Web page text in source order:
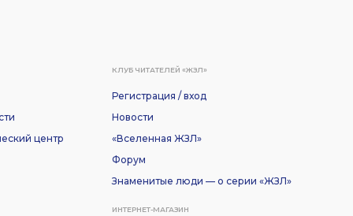
центр
КЛУБ ЧИТАТЕЛЕЙ «ЖЗЛ»
Регистрация / вход
Новости
«Вселенная ЖЗЛ»
Форум
Знаменитые люди — о серии «ЖЗЛ»
ИНТЕРНЕТ-МАГАЗИН